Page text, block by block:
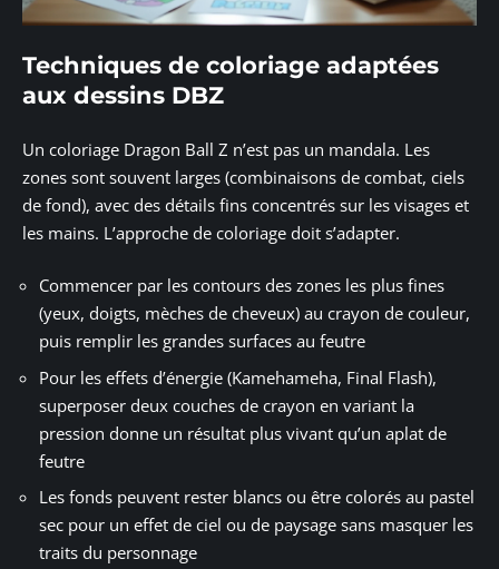
Techniques de coloriage adaptées
aux dessins DBZ
Un coloriage Dragon Ball Z n’est pas un mandala. Les
zones sont souvent larges (combinaisons de combat, ciels
de fond), avec des détails fins concentrés sur les visages et
les mains. L’approche de coloriage doit s’adapter.
Commencer par les contours des zones les plus fines
(yeux, doigts, mèches de cheveux) au crayon de couleur,
puis remplir les grandes surfaces au feutre
Pour les effets d’énergie (Kamehameha, Final Flash),
superposer deux couches de crayon en variant la
pression donne un résultat plus vivant qu’un aplat de
feutre
Les fonds peuvent rester blancs ou être colorés au pastel
sec pour un effet de ciel ou de paysage sans masquer les
traits du personnage